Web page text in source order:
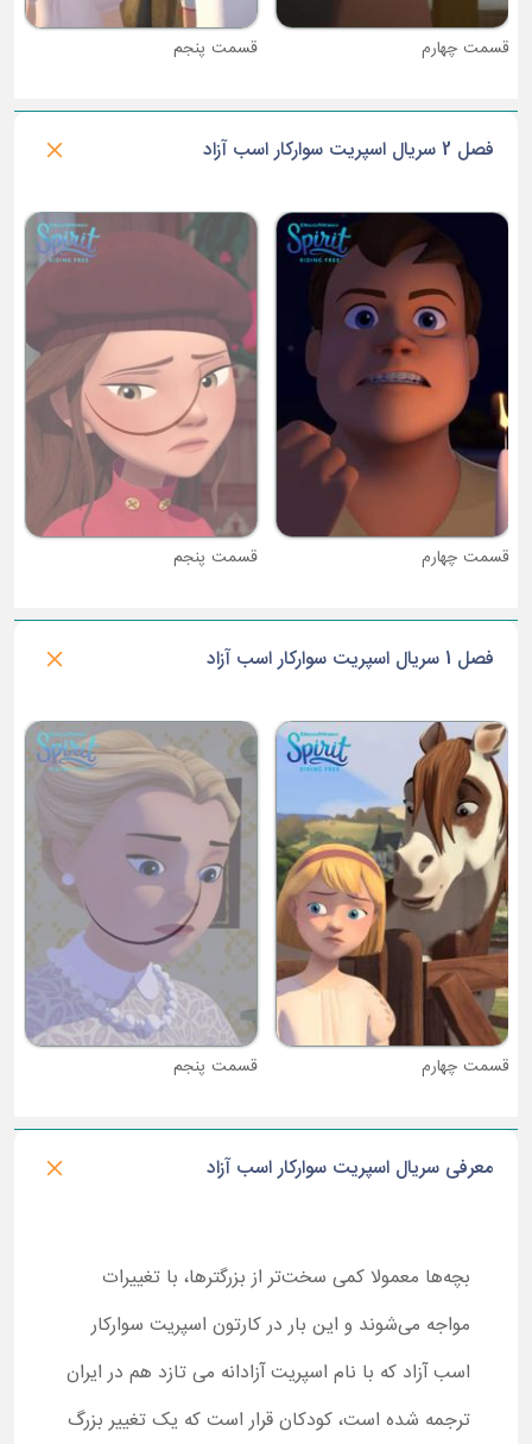
قسمت چهارم قسمت پنجم
فصل 2 سریال اسپریت سوارکار اسب آزاد
قسمت چهارم قسمت پنجم
فصل 1 سریال اسپریت سوارکار اسب آزاد
قسمت چهارم قسمت پنجم
معرفی سریال اسپریت سوارکار اسب آزاد
بچه‌ها معمولا کمی سخت‌تر از بزرگترها، با تغییرات
مواجه می‌شوند و این بار در کارتون اسپریت سوارکار
اسب آزاد که با نام اسپریت آزادانه می تازد هم در ایران
ترجمه شده است، کودکان قرار است که یک تغییر بزرگ